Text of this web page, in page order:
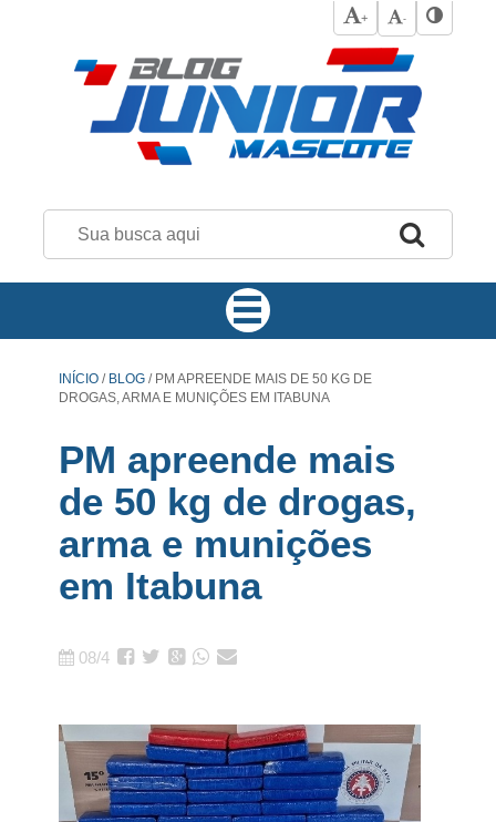
+ -
INÍCIO / BLOG /PM APREENDE MAIS DE 50 KG DE
DROGAS, ARMA E MUNIÇÕES EM ITABUNA
PM apreende mais
de 50 kg de drogas,
arma e munições
em Itabuna
08/4